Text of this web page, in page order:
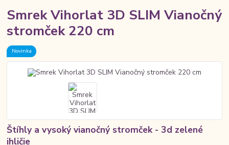
Smrek Vihorlat 3D SLIM Vianočný
stromček 220 cm
Novinka
Štíhly a vysoký vianočný stromček - 3d zelené
ihličie